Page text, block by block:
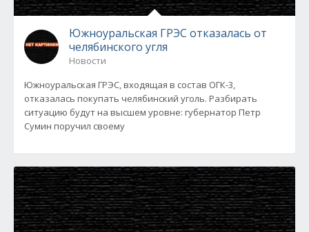
Южноуральская ГРЭС отказалась от
челябинского угля
Новости
Южноуральская ГРЭС, входящая в состав ОГК-3,
отказалась покупать челябинский уголь. Разбирать
ситуацию будут на высшем уровне: губернатор Петр
Сумин поручил своему